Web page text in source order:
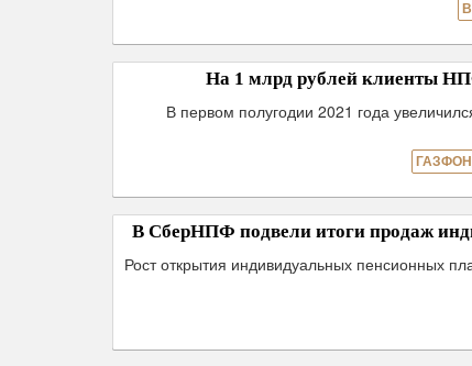
На 1 млрд рублей клиенты
В первом полугодии 2021 года
В СберНПФ подвели итоги продаж
Рост открытия индивидуальных пенсионных